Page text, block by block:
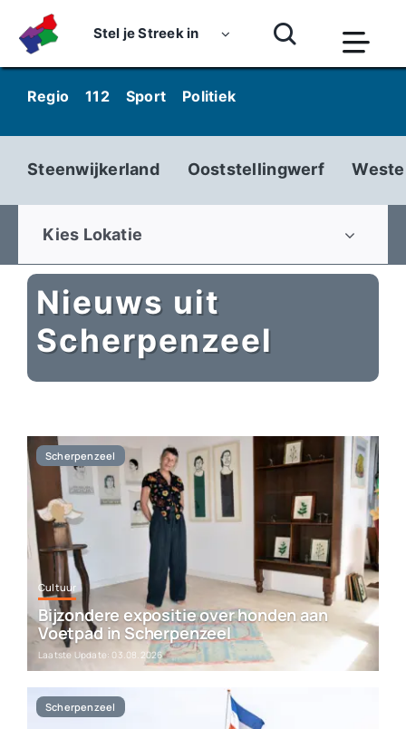
content
Stel je Streek in
Home
Nieuws
Dossiers
Podcasts
Luister
Kijk
Contact
Plaats je eigen nieuws
Regio 112 Sport Politiek
Steenwijkerland Ooststellingwerf
Kies Lokatie
Nieuws uit
Scherpenzeel
Scherpenzeel
Cultuur
Bijzondere expositie over honden aan
Voetpad in Scherpenzeel
Laatste Update: 03.08.2026
Scherpenzeel